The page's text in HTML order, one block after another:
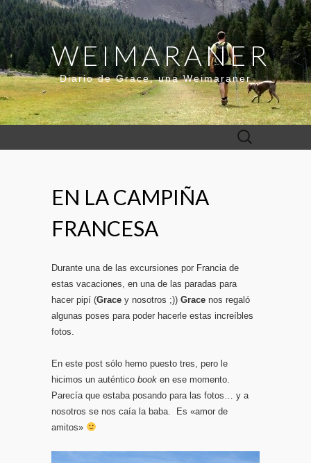
WEIMARANER
Diario de Grace, una Weimaraner
Buscar:
EN LA CAMPIÑA
FRANCESA
Durante una de las excursiones por Francia de
estas vacaciones, en una de las paradas para
hacer pipí (Grace y nosotros ;)) Grace nos regaló
algunas poses para poder hacerle estas increíbles
fotos.
En este post sólo hemo puesto tres, pero le
hicimos un auténtico book en ese momento.
Parecía que estaba posando para las fotos… y a
nosotros se nos caía la baba. Es «amor de
amitos»